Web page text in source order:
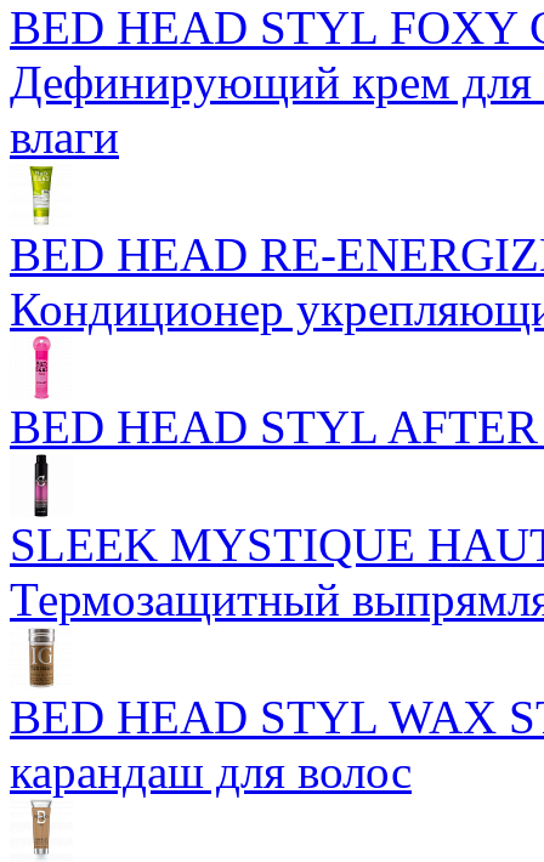
BED HEAD STYL FOXY
Дефинирующий крем для
влаги
BED HEAD RE-
Кондиционер
BED HEAD STYL
SLEEK MYSTIQUE
Термозащитный
BED HEAD STYL WAX
карандаш для волос